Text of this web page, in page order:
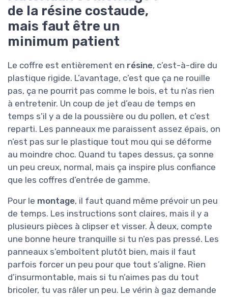
de la résine costaude,
mais faut être un
minimum patient
Le coffre est entièrement en résine, c’est-à-dire du
plastique rigide. L’avantage, c’est que ça ne rouille
pas, ça ne pourrit pas comme le bois, et tu n’as rien
à entretenir. Un coup de jet d’eau de temps en
temps s’il y a de la poussière ou du pollen, et c’est
reparti. Les panneaux me paraissent assez épais, on
n’est pas sur le plastique tout mou qui se déforme
au moindre choc. Quand tu tapes dessus, ça sonne
un peu creux, normal, mais ça inspire plus confiance
que les coffres d’entrée de gamme.
Pour le montage, il faut quand même prévoir un peu
de temps. Les instructions sont claires, mais il y a
plusieurs pièces à clipser et visser. À deux, compte
une bonne heure tranquille si tu n’es pas pressé. Les
panneaux s’emboîtent plutôt bien, mais il faut
parfois forcer un peu pour que tout s’aligne. Rien
d’insurmontable, mais si tu n’aimes pas du tout
bricoler, tu vas râler un peu. Le vérin à gaz demande